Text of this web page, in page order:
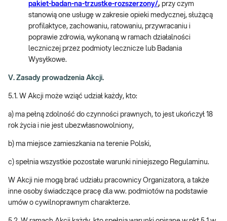
pakiet-badan-na-trzustke-rozszerzony/, przy czym
stanowią one usługę w zakresie opieki medycznej, służącą
profilaktyce, zachowaniu, ratowaniu, przywracaniu i
poprawie zdrowia, wykonaną w ramach działalności
leczniczej przez podmioty lecznicze lub Badania
Wysyłkowe.
V. Zasady prowadzenia Akcji.
5.1. W Akcji może wziąć udział każdy, kto:
a) ma pełną zdolność do czynności prawnych, to jest ukończył 18
rok życia i nie jest ubezwłasnowolniony,
b) ma miejsce zamieszkania na terenie Polski,
c) spełnia wszystkie pozostałe warunki niniejszego Regulaminu.
W Akcji nie mogą brać udziału pracownicy Organizatora, a także
inne osoby świadczące pracę dla ww. podmiotów na podstawie
umów o cywilnoprawnym charakterze.